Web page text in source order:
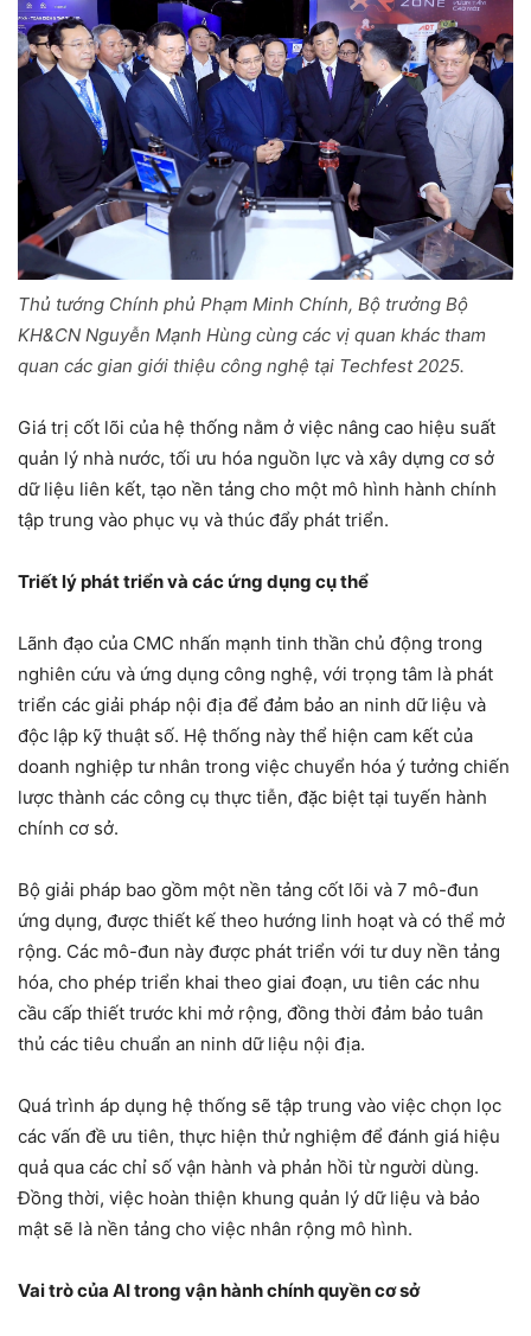
Thủ tướng Chính phủ Phạm Minh Chính, Bộ trưởng Bộ
KH&CN Nguyễn Mạnh Hùng cùng các vị quan khác tham
quan các gian giới thiệu công nghệ tại Techfest 2025.
Giá trị cốt lõi của hệ thống nằm ở việc nâng cao hiệu suất
quản lý nhà nước, tối ưu hóa nguồn lực và xây dựng cơ sở
dữ liệu liên kết, tạo nền tảng cho một mô hình hành chính
tập trung vào phục vụ và thúc đẩy phát triển.
Triết lý phát triển và các ứng dụng cụ thể
Lãnh đạo của CMC nhấn mạnh tinh thần chủ động trong
nghiên cứu và ứng dụng công nghệ, với trọng tâm là phát
triển các giải pháp nội địa để đảm bảo an ninh dữ liệu và
độc lập kỹ thuật số. Hệ thống này thể hiện cam kết của
doanh nghiệp tư nhân trong việc chuyển hóa ý tưởng chiến
lược thành các công cụ thực tiễn, đặc biệt tại tuyến hành
chính cơ sở.
Bộ giải pháp bao gồm một nền tảng cốt lõi và 7 mô-đun
ứng dụng, được thiết kế theo hướng linh hoạt và có thể mở
rộng. Các mô-đun này được phát triển với tư duy nền tảng
hóa, cho phép triển khai theo giai đoạn, ưu tiên các nhu
cầu cấp thiết trước khi mở rộng, đồng thời đảm bảo tuân
thủ các tiêu chuẩn an ninh dữ liệu nội địa.
Quá trình áp dụng hệ thống sẽ tập trung vào việc chọn lọc
các vấn đề ưu tiên, thực hiện thử nghiệm để đánh giá hiệu
quả qua các chỉ số vận hành và phản hồi từ người dùng.
Đồng thời, việc hoàn thiện khung quản lý dữ liệu và bảo
mật sẽ là nền tảng cho việc nhân rộng mô hình.
Vai trò của AI trong vận hành chính quyền cơ sở